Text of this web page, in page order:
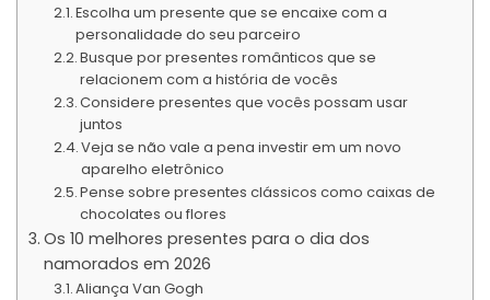
Escolha um presente que se encaixe com a
personalidade do seu parceiro
Busque por presentes românticos que se
relacionem com a história de vocês
Considere presentes que vocês possam usar
juntos
Veja se não vale a pena investir em um novo
aparelho eletrônico
Pense sobre presentes clássicos como caixas de
chocolates ou flores
Os 10 melhores presentes para o dia dos
namorados em 2026
Aliança Van Gogh